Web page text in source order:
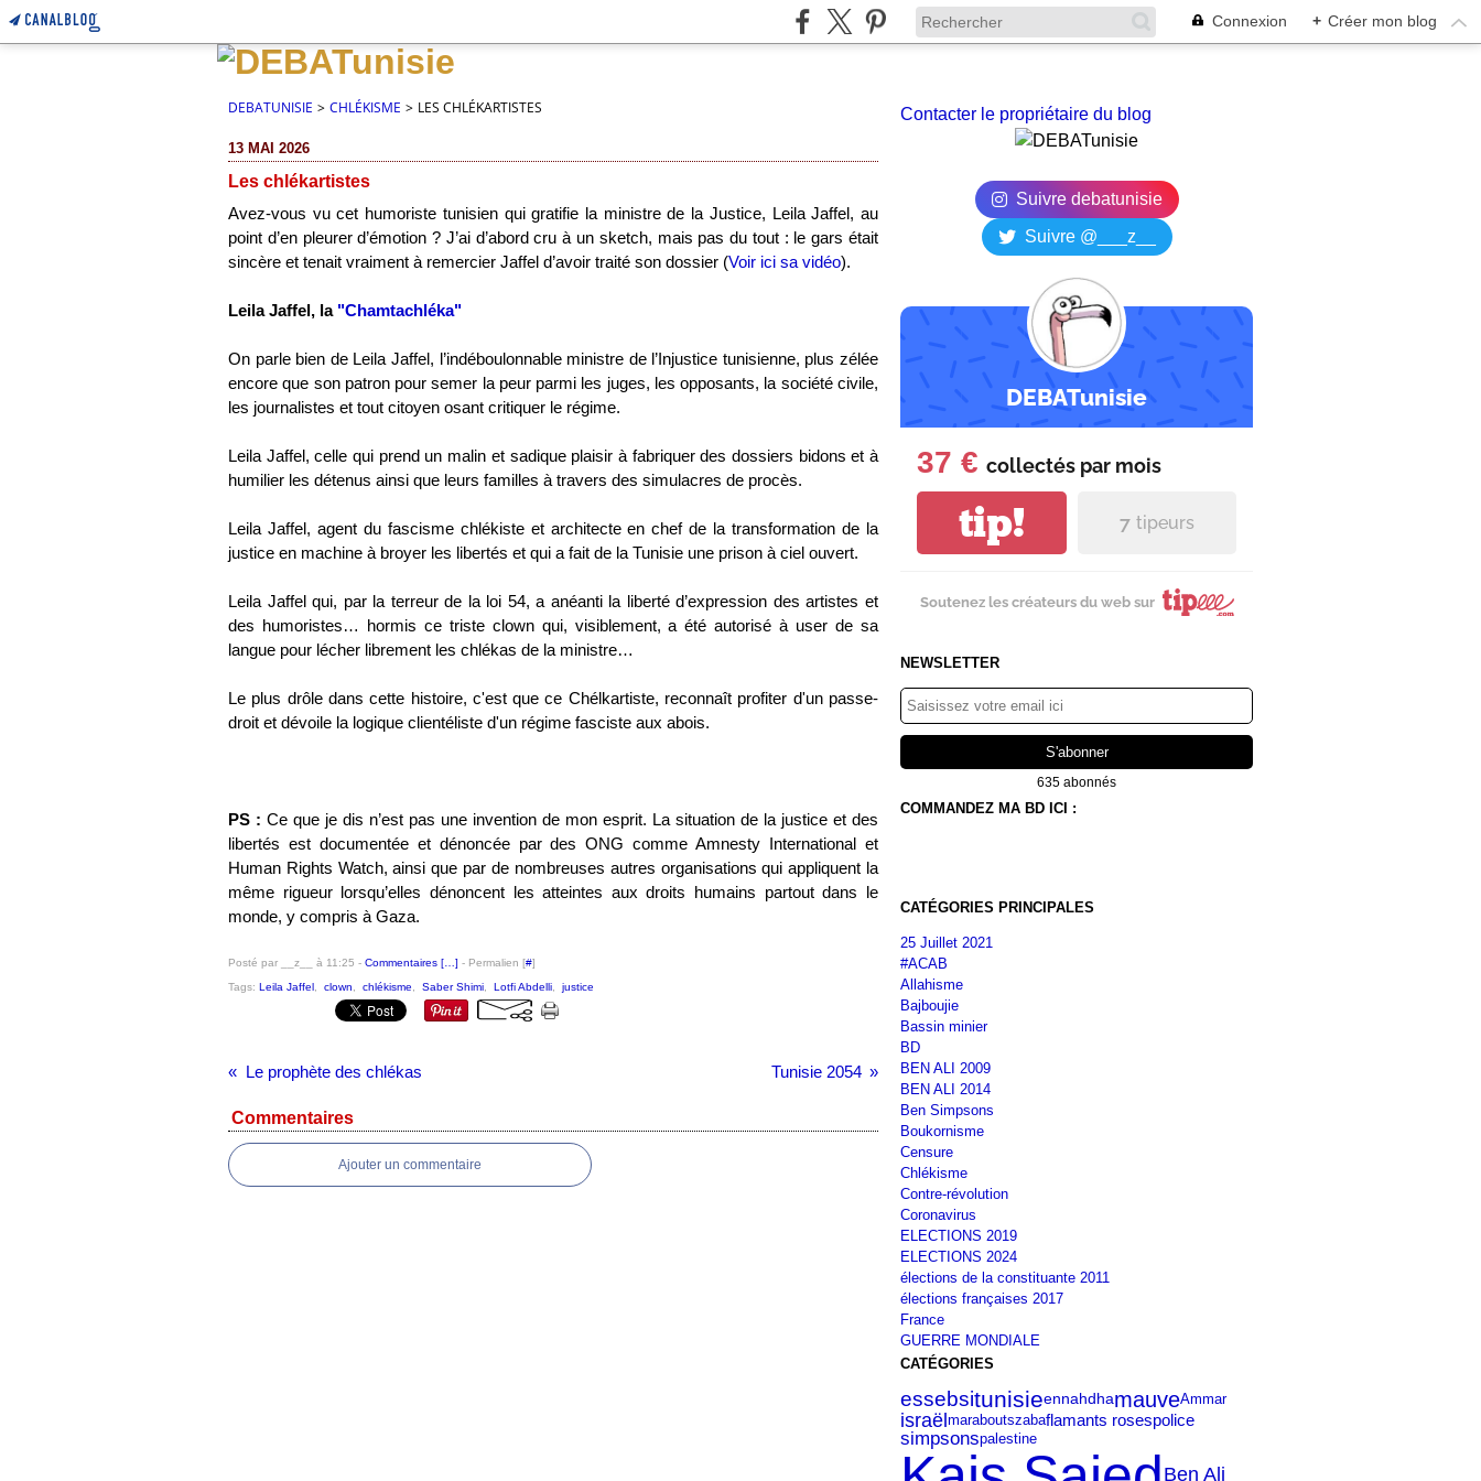
Connexion + Créer mon blog
DEBATUNISIE > CHLÉKISME > LES CHLÉKARTISTES
13 MAI 2026
Les chlékartistes
Avez-vous vu cet humoriste tunisien qui gratifie la ministre de la Justice, Leila Jaffel, au
point d’en pleurer d’émotion ? J’ai d’abord cru à un sketch, mais pas du tout : le gars était
sincère et tenait vraiment à remercier Jaffel d’avoir traité son dossier (Voir ici sa vidéo).
Leila Jaffel, la "Chamtachléka"
On parle bien de Leila Jaffel, l’indéboulonnable ministre de l’Injustice tunisienne, plus zélée
encore que son patron pour semer la peur parmi les juges, les opposants, la société civile,
les journalistes et tout citoyen osant critiquer le régime.
Leila Jaffel, celle qui prend un malin et sadique plaisir à fabriquer des dossiers bidons et à
humilier les détenus ainsi que leurs familles à travers des simulacres de procès.
Leila Jaffel, agent du fascisme chlékiste et architecte en chef de la transformation de la
justice en machine à broyer les libertés et qui a fait de la Tunisie une prison à ciel ouvert.
Leila Jaffel qui, par la terreur de la loi 54, a anéanti la liberté d’expression des artistes et
des humoristes… hormis ce triste clown qui, visiblement, a été autorisé à user de sa
langue pour lécher librement les chlékas de la ministre…
Le plus drôle dans cette histoire, c'est que ce Chélkartiste, reconnaît profiter d'un passe-
droit et dévoile la logique clientéliste d'un régime fasciste aux abois.
PS : Ce que je dis n’est pas une invention de mon esprit. La situation de la justice et des
libertés est documentée et dénoncée par des ONG comme Amnesty International et
Human Rights Watch, ainsi que par de nombreuses autres organisations qui appliquent la
même rigueur lorsqu’elles dénoncent les atteintes aux droits humains partout dans le
monde, y compris à Gaza.
Posté par __z__ à 11:25 - Commentaires [ ] - Permalien [#]
Tags: Leila Jaffel clown chlékisme Saber Shimi Lotfi Abdelli justice
Le prophète des chlékas Tunisie 2054
Commentaires
Ajouter un commentaire
Contacter le propriétaire du blog
Suivre debatunisie
Suivre @___z__
DEBATunisie
37 € collectés par mois
tip! 7 tipeurs
Soutenez les créateurs du web sur
NEWSLETTER
635 abonnés
COMMANDEZ MA BD ICI :
CATÉGORIES PRINCIPALES
25 Juillet 2021
#ACAB
Allahisme
Bajboujie
Bassin minier
BD
BEN ALI 2009
BEN ALI 2014
Ben Simpsons
Boukornisme
Censure
Chlékisme
Contre-révolution
Coronavirus
ELECTIONS 2019
ELECTIONS 2024
élections de la constituante 2011
élections françaises 2017
France
GUERRE MONDIALE
CATÉGORIES
essebsitunisieennahdhamauveAmmar
israëlmaraboutszabaflamants rosespolice
simpsonspalestine
Ben Ali